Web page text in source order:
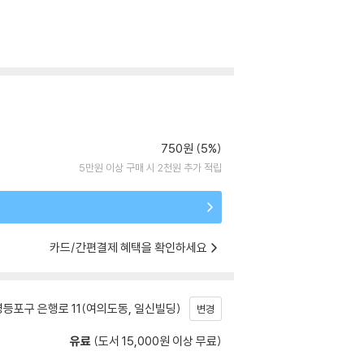
750원 (5%)
5만원 이상 구매 시 2천원 추가 적립
카드/간편결제 혜택을 확인하세요
포구 은행로 11(여의도동, 일신빌딩) 변경
유료 (도서 15,000원 이상 무료)